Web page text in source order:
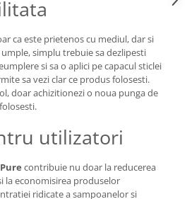
ca este prietenos cu mediul, dar si
simplu trebuie sa dezlipesti
si sa o aplici pe capacul sticlei
sa vezi clar ce produs folosesti.
doar achizitionezi o noua punga de
utilizatori
contribuie nu doar la reducerea
la economisirea produselor
ridicate a sampoanelor si